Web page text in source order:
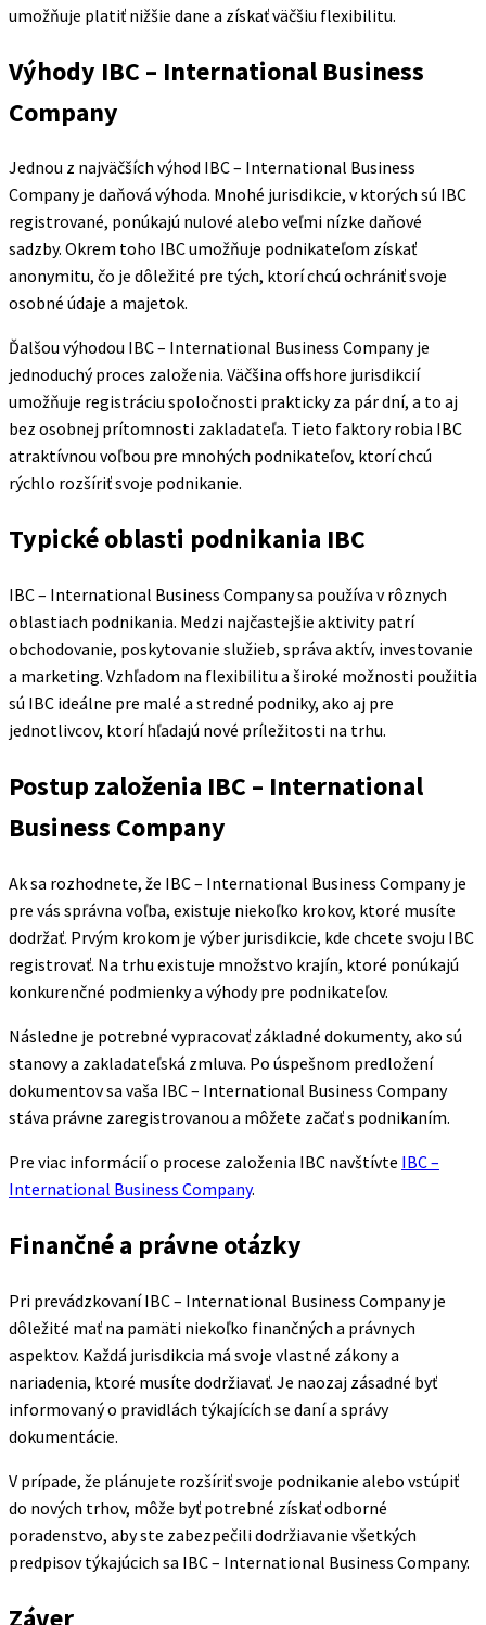
umožňuje platiť nižšie dane a získať väčšiu flexibilitu.
Výhody IBC – International Business
Company
Jednou z najväčších výhod IBC – International Business
Company je daňová výhoda. Mnohé jurisdikcie, v ktorých sú IBC
registrované, ponúkajú nulové alebo veľmi nízke daňové
sadzby. Okrem toho IBC umožňuje podnikateľom získať
anonymitu, čo je dôležité pre tých, ktorí chcú ochrániť svoje
osobné údaje a majetok.
Ďalšou výhodou IBC – International Business Company je
jednoduchý proces založenia. Väčšina offshore jurisdikcií
umožňuje registráciu spoločnosti prakticky za pár dní, a to aj
bez osobnej prítomnosti zakladateľa. Tieto faktory robia IBC
atraktívnou voľbou pre mnohých podnikateľov, ktorí chcú
rýchlo rozšíriť svoje podnikanie.
Typické oblasti podnikania IBC
IBC – International Business Company sa používa v rôznych
oblastiach podnikania. Medzi najčastejšie aktivity patrí
obchodovanie, poskytovanie služieb, správa aktív, investovanie
a marketing. Vzhľadom na flexibilitu a široké možnosti použitia
sú IBC ideálne pre malé a stredné podniky, ako aj pre
jednotlivcov, ktorí hľadajú nové príležitosti na trhu.
Postup založenia IBC – International
Business Company
Ak sa rozhodnete, že IBC – International Business Company je
pre vás správna voľba, existuje niekoľko krokov, ktoré musíte
dodržať. Prvým krokom je výber jurisdikcie, kde chcete svoju IBC
registrovať. Na trhu existuje množstvo krajín, ktoré ponúkajú
konkurenčné podmienky a výhody pre podnikateľov.
Následne je potrebné vypracovať základné dokumenty, ako sú
stanovy a zakladateľská zmluva. Po úspešnom predložení
dokumentov sa vaša IBC – International Business Company
stáva právne zaregistrovanou a môžete začať s podnikaním.
Pre viac informácií o procese založenia IBC navštívte IBC –
International Business Company.
Finančné a právne otázky
Pri prevádzkovaní IBC – International Business Company je
dôležité mať na pamäti niekoľko finančných a právnych
aspektov. Každá jurisdikcia má svoje vlastné zákony a
nariadenia, ktoré musíte dodržiavať. Je naozaj zásadné byť
informovaný o pravidlách týkajících se daní a správy
dokumentácie.
V prípade, že plánujete rozšíriť svoje podnikanie alebo vstúpiť
do nových trhov, môže byť potrebné získať odborné
poradenstvo, aby ste zabezpečili dodržiavanie všetkých
predpisov týkajúcich sa IBC – International Business Company.
Záver